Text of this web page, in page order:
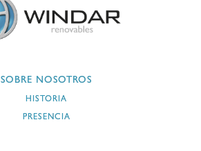
SOBRE NOSOTROS
HISTORIA
PRESENCIA